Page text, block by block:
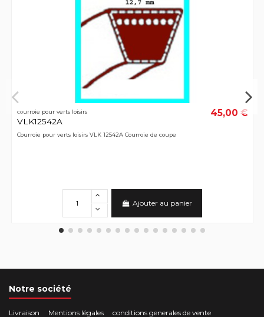
courroie pour verts loisirs
VLK12542A
45,00 €
Courroie pour verts loisirs VLK 12542A Courroie de coupe
Ajouter au panier
Notre société
Livraison Mentions légales conditions generales de vente